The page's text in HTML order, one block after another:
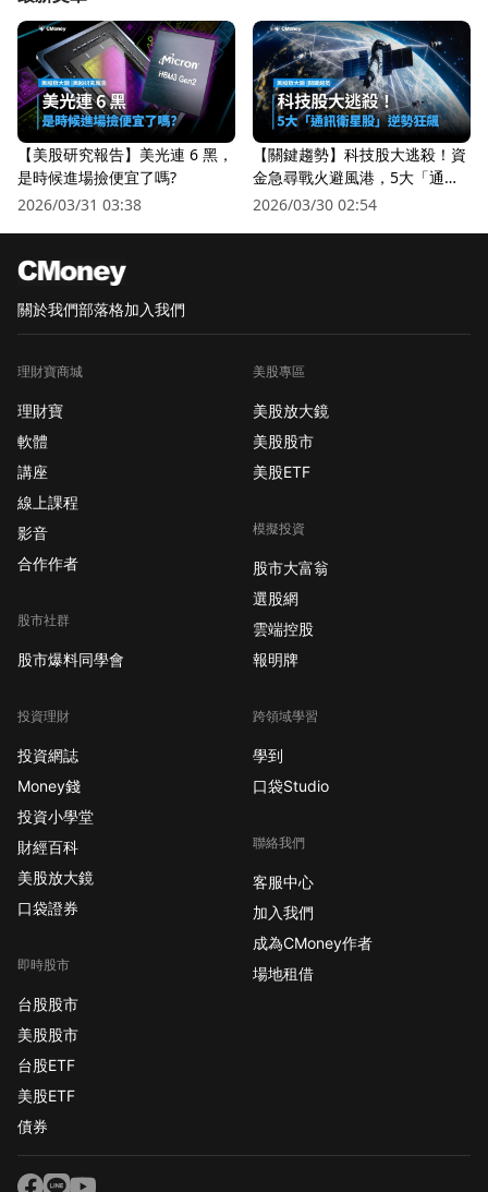
【美股研究報告】美光連 6 黑，
是時候進場撿便宜了嗎?
2026/03/31 03:38
【關鍵趨勢】科技股大逃殺！資
金急尋戰火避風港，5大「通訊
衛星股」逆勢狂飆
2026/03/30 02:54
關於我們部落格加入我們
理財寶商城
理財寶
軟體
講座
線上課程
影音
合作作者
股市社群
股市爆料同學會
投資理財
投資網誌
Money錢
投資小學堂
財經百科
美股放大鏡
口袋證券
即時股市
台股股市
美股股市
台股ETF
美股ETF
債券
美股專區
美股放大鏡
美股股市
美股ETF
模擬投資
股市大富翁
選股網
雲端控股
報明牌
跨領域學習
學到
口袋Studio
聯絡我們
客服中心
加入我們
成為CMoney作者
場地租借